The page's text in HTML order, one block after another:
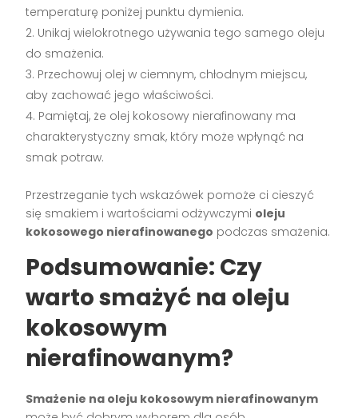
temperaturę poniżej punktu dymienia.
Unikaj wielokrotnego używania tego samego oleju
do smażenia.
Przechowuj olej w ciemnym, chłodnym miejscu,
aby zachować jego właściwości.
Pamiętaj, że olej kokosowy nierafinowany ma
charakterystyczny smak, który może wpłynąć na
smak potraw.
Przestrzeganie tych wskazówek pomoże ci cieszyć
się smakiem i wartościami odżywczymi oleju
kokosowego nierafinowanego podczas smażenia.
Podsumowanie: Czy
warto smażyć na oleju
kokosowym
nierafinowanym?
Smażenie na oleju kokosowym nierafinowanym